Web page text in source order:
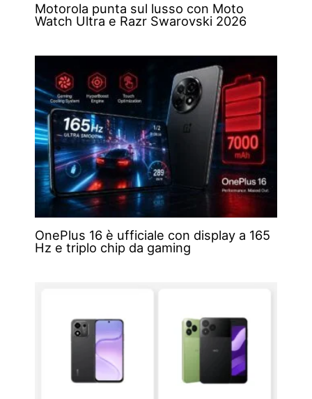
Motorola punta sul lusso con Moto
Watch Ultra e Razr Swarovski 2026
OnePlus 16 è ufficiale con display a 165
Hz e triplo chip da gaming